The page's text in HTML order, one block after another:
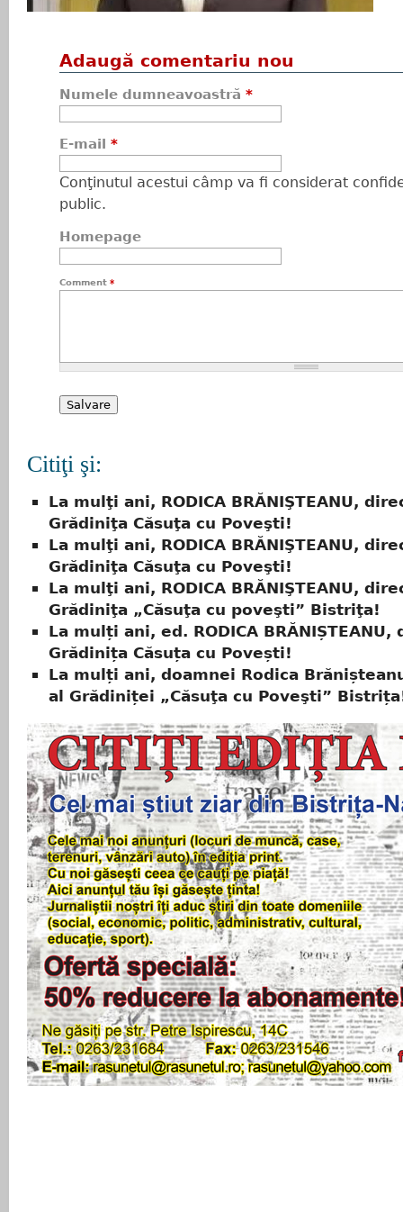
Adaugă comentariu nou
Numele dumneavoastră *
E-mail *
Conţinutul acestui câmp va fi considerat
public.
Homepage
Comment *
Citiţi şi:
La mulţi ani, RODICA BRĂNIŞTEANU,
Grădiniţa Căsuţa cu Poveşti!
La mulţi ani, RODICA BRĂNIŞTEANU,
Grădiniţa Căsuţa cu Poveşti!
La mulţi ani, RODICA BRĂNIŞTEANU,
Grădiniţa „Căsuţa cu poveşti” Bistriţa!
La mulți ani, ed. RODICA BRĂNIȘTEANU,
Grădinița Căsuța cu Povești!
La mulți ani, doamnei Rodica
al Grădiniței „Căsuţa cu Poveşti”